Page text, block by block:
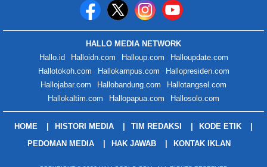
HALLO MEDIA NETWORK
Hallo.id
Halloidn.com Halloup.com
Halloupdate.com
Hallotokoh.com
Hallokampus.com
Hallopresiden.com
Hallojabar.com
Hallobandung.com
Hallotangsel.com
Hallokaltim.com
Hallopapua.com Hallosolo.com
HOME HISTORI MEDIA TIM REDAKSI
KODE ETIK
PEDOMAN MEDIA
HAK JAWAB KONTAK IKLAN